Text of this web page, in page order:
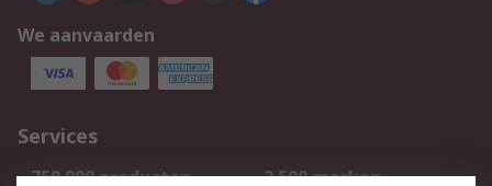
We aanvaarden
Services
750.000 producten
2.500 merken